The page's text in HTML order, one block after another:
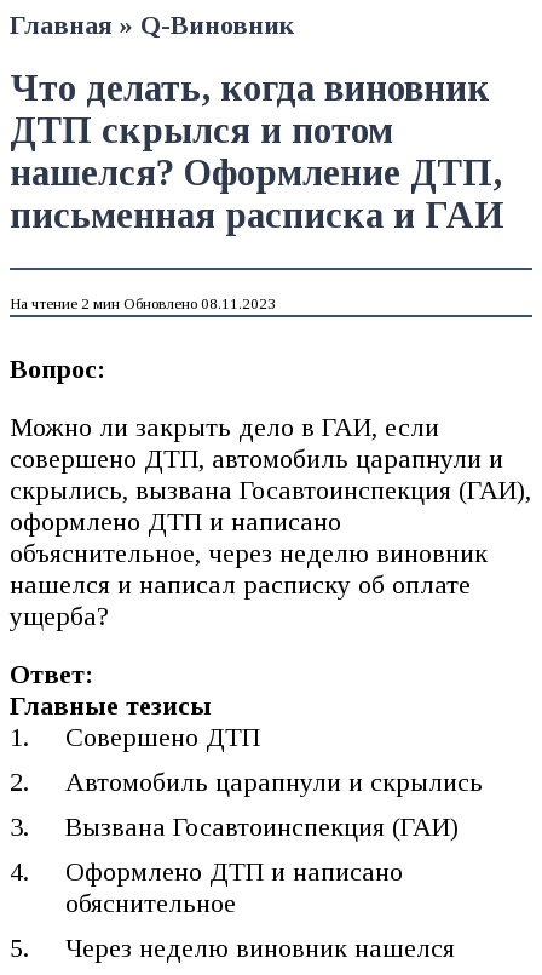
Главная » Q-Виновник
Что делать, когда виновник
ДТП скрылся и потом
нашелся? Оформление ДТП,
письменная расписка и ГАИ
На чтение 2 мин Обновлено 08.11.2023
Вопрос:
Можно ли закрыть дело в ГАИ, если
совершено ДТП, автомобиль царапнули и
скрылись, вызвана Госавтоинспекция (ГАИ),
оформлено ДТП и написано
объяснительное, через неделю виновник
нашелся и написал расписку об оплате
ущерба?
Ответ:
Главные тезисы
Совершено ДТП
Автомобиль царапнули и скрылись
Вызвана Госавтоинспекция (ГАИ)
Оформлено ДТП и написано
обяснительное
Через неделю виновник нашелся